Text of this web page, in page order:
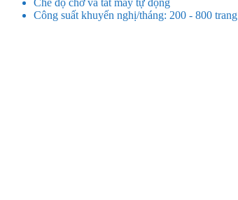
Công suất khuyến nghị/tháng: 200 - 800 trang